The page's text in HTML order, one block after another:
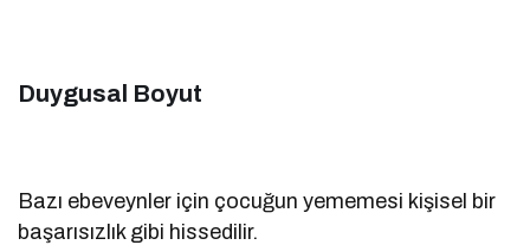
Duygusal Boyut
Bazı ebeveynler için çocuğun yememesi kişisel bir
başarısızlık gibi hissedilir.